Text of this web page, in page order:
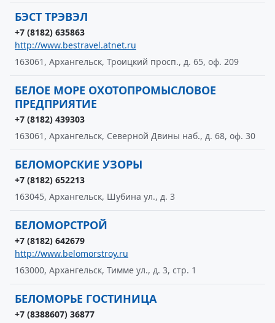
БЭСТ ТРЭВЭЛ
+7 (8182) 635863
http://www.bestravel.atnet.ru
163061, Архангельск, Троицкий просп., д. 65, оф. 209
БЕЛОЕ МОРЕ ОХОТОПРОМЫСЛОВОЕ
ПРЕДПРИЯТИЕ
+7 (8182) 439303
163061, Архангельск, Северной Двины наб., д. 68, оф. 30
БЕЛОМОРСКИЕ УЗОРЫ
+7 (8182) 652213
163045, Архангельск, Шубина ул., д. 3
БЕЛОМОРСТРОЙ
+7 (8182) 642679
http://www.belomorstroy.ru
163000, Архангельск, Тимме ул., д. 3, стр. 1
БЕЛОМОРЬЕ ГОСТИНИЦА
+7 (8388607) 36877